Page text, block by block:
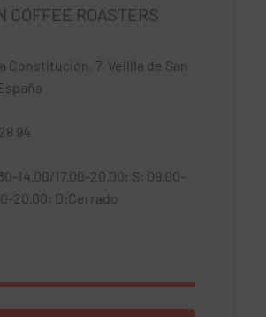
COFFEE ROASTERS
Constitución, 7, Velilla de San
94
14.00/17.00-20.00; S: 09.00-
20.00; D:Cerrado